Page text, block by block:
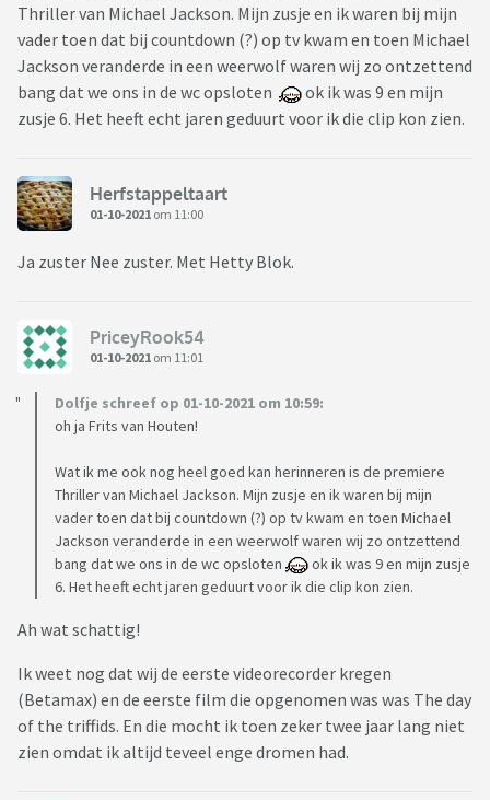
Thriller van Michael Jackson. Mijn zusje en ik waren bij mijn
vader toen dat bij countdown (?) op tv kwam en toen Michael
Jackson veranderde in een weerwolf waren wij zo ontzettend
bang dat we ons in de wc opsloten
ok ik was 9 en mijn
zusje 6. Het heeft echt jaren geduurt voor ik die clip kon zien.
Herfstappeltaart
01-10-2021 om 11:00
Ja zuster Nee zuster. Met Hetty Blok.
PriceyRook54
01-10-2021 om 11:01
Dolfje schreef op 01-10-2021 om 10:59:
oh ja Frits van Houten!
Wat ik me ook nog heel goed kan herinneren is de premiere
Thriller van Michael Jackson. Mijn zusje en ik waren bij mijn
vader toen dat bij countdown (?) op tv kwam en toen Michael
Jackson veranderde in een weerwolf waren wij zo ontzettend
bang dat we ons in de wc opsloten
ok ik was 9 en mijn zusje
6. Het heeft echt jaren geduurt voor ik die clip kon zien.
Ah wat schattig!
Ik weet nog dat wij de eerste videorecorder kregen
(Betamax) en de eerste film die opgenomen was was The day
of the triffids. En die mocht ik toen zeker twee jaar lang niet
zien omdat ik altijd teveel enge dromen had.